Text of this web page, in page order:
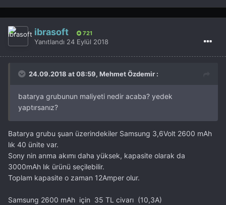
ibrasoft 721
Yanıtlandı 24 Eylül 2018
24.09.2018 at 08:59, Mehmet Özdemir :
batarya grubunun maliyeti nedir acaba? yedek
yaptırsanız?
Batarya grubu şuan üzerindekiler Samsung 3,6Volt 2600 mAh
lık 40 ünite var.
Sony nin anma akımı daha yüksek, kapasite olarak da
3000mAh lık ürünü seçilebilir.
Toplam kapasite o zaman 12Amper olur.
Samsung 2600 mAh için 35 TL civarı (10,3A)